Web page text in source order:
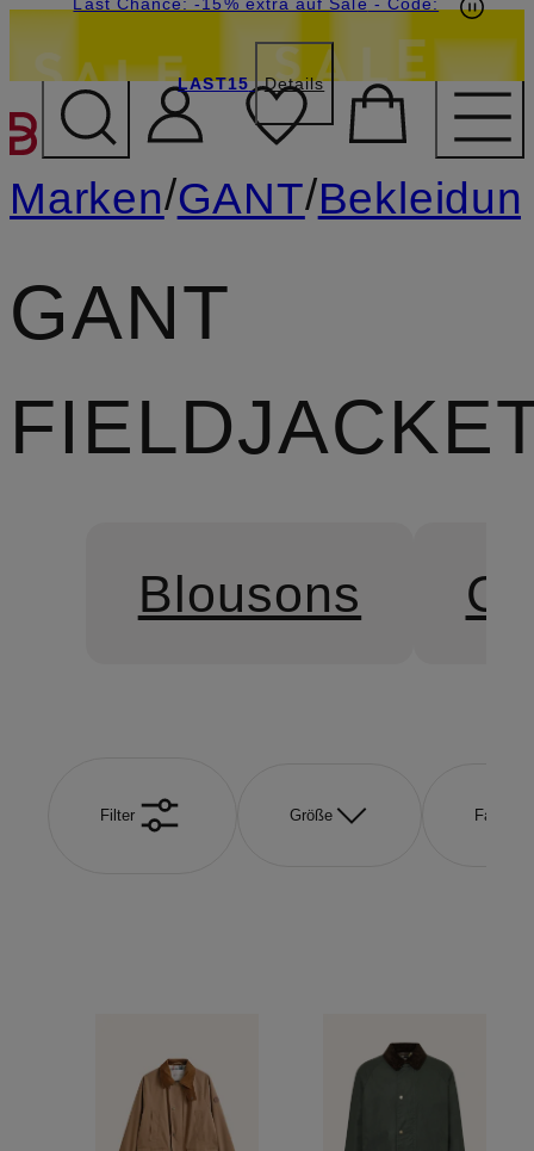
ZUM HAUPTINHALT
LAST15 Details
Marken/GANT/
GANT
Blousons
Filter Größe Farbe